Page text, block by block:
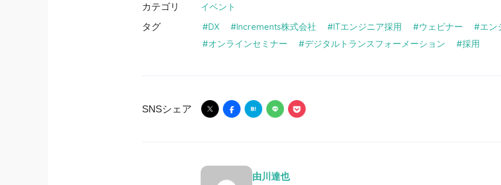
カテゴリ イベント
タグ DX Increments株式会社 ITエンジニア採用 ウェビナー
エン
オンラインセミナー
デジタルトランスフォーメーション 採用
SNSシェア
由川達也